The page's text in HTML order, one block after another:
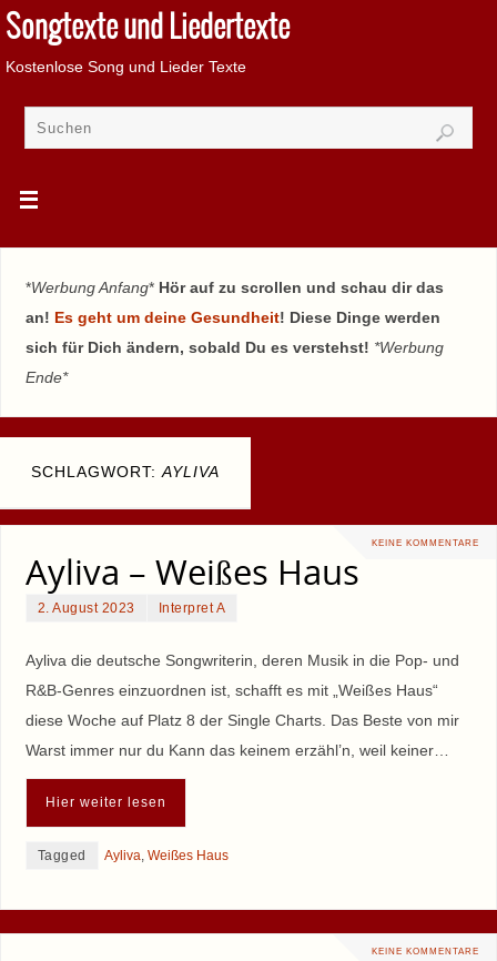
Songtexte und Liedertexte
Kostenlose Song und Lieder Texte
*Werbung Anfang* Hör auf zu scrollen und schau dir das
an! Es geht um deine Gesundheit! Diese Dinge werden
sich für Dich ändern, sobald Du es verstehst! *Werbung
Ende*
SCHLAGWORT: AYLIVA
KEINE KOMMENTARE
Ayliva – Weißes Haus
2. August 2023 Interpret A
Ayliva die deutsche Songwriterin, deren Musik in die Pop- und
R&B-Genres einzuordnen ist, schafft es mit „Weißes Haus“
diese Woche auf Platz 8 der Single Charts. Das Beste von mir
Warst immer nur du Kann das keinem erzähl’n, weil keiner…
Hier weiter lesen
Tagged Ayliva, Weißes Haus
KEINE KOMMENTARE